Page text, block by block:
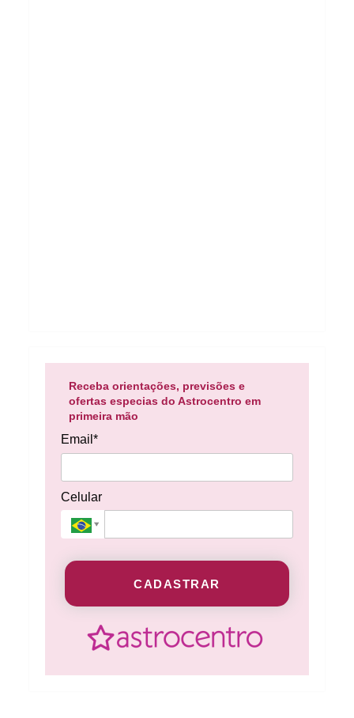
Receba orientações, previsões e
ofertas especias do Astrocentro em
primeira mão
Email*
Celular
CADASTRAR